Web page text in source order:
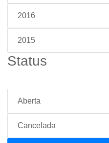
2016
2015
Status
Aberta
Cancelada